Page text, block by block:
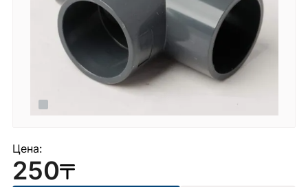
Цена:
250